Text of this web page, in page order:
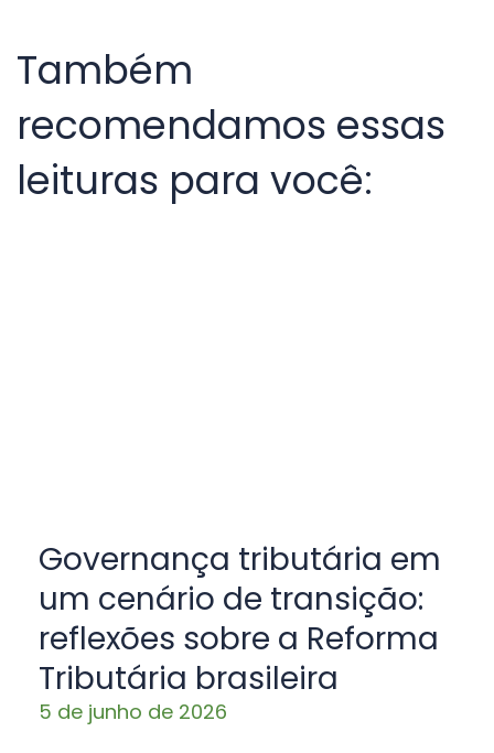
Também
recomendamos essas
leituras para você:
Governança tributária em
um cenário de transição:
reflexões sobre a Reforma
Tributária brasileira
5 de junho de 2026